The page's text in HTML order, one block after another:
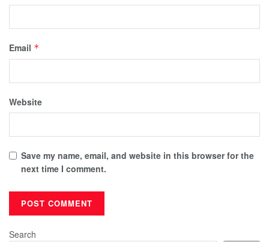
Email *
Website
Save my name, email, and website in this browser for the
next time I comment.
Search